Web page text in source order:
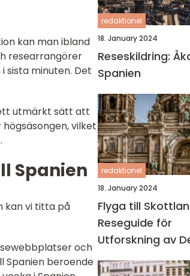
kan man ibland
researrangörer
minuten. Det
utmärkt sätt att
vilket
Spanien
kan vi titta på
och
Spanien beroende
redaktionel
18. January 2024
Reseskildring:
Spanien
redaktionel
18. January 2024
Flyga till
Reseguide för
Utforskning av
Fascinerande